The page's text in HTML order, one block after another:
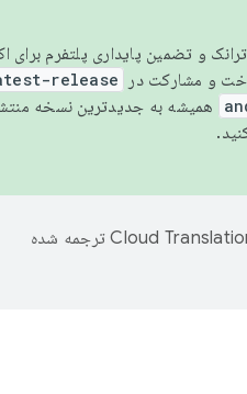
ترانک و تضمین پایداری پلتفرم
release
ترجمه شده